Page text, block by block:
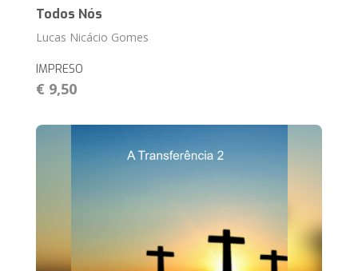
Todos Nós
Lucas Nicácio Gomes
IMPRESO
€ 9,50